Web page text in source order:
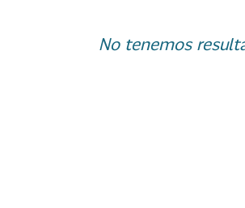
No tenemos